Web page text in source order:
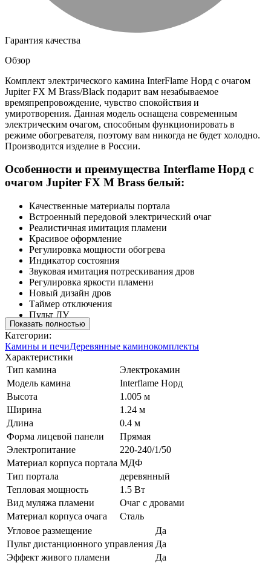
Гарантия качества
Обзор
Комплект электрического камина InterFlame Норд с очагом
Jupiter FX M Brass/Black подарит вам незабываемое
времяпрепровождение, чувство спокойствия и
умиротворения. Данная модель оснащена современным
электрическим очагом, способным функционировать в
режиме обогревателя, поэтому вам никогда не будет холодно.
Производится изделие в России.
Особенности и преимущества Interflame Норд с
очагом Jupiter FX M Brass белый:
Качественные материалы портала
Встроенный передовой электрический очаг
Реалистичная имитация пламени
Красивое оформление
Регулировка мощности обогрева
Индикатор состояния
Звуковая имитация потрескивания дров
Регулировка яркости пламени
Новый дизайн дров
Таймер отключения
Пульт ДУ
Показать полностью
Категории:
Камины и печиДеревянные каминокомплекты
Характеристики
Тип камина
Электрокамин
Модель камина
Interflame Норд
Высота
1.005 м
Ширина
1.24 м
Длина
0.4 м
Форма лицевой панели
Прямая
Электропитание
220-240/1/50
Материал корпуса портала МДФ
Тип портала
деревянный
Тепловая мощность
1.5 Вт
Вид муляжа пламени
Очаг с дровами
Материал корпуса очага
Сталь
Угловое размещение
Да
Пульт дистанционного управления Да
Эффект живого пламени
Да